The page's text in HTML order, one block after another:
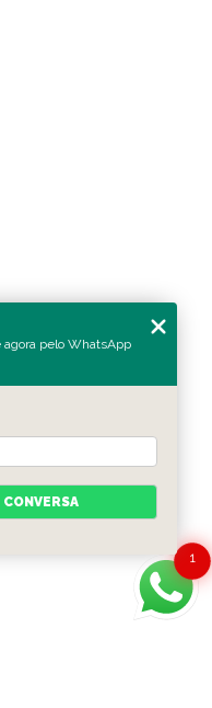
1
agora pelo WhatsApp
CONVERSA